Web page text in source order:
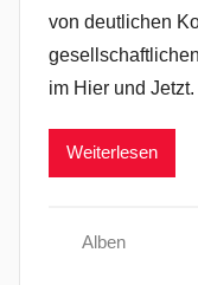
von deutlichen
im Hier und Jetzt.
Weiterlesen
Alben